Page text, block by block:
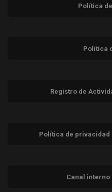
Política
Política
Registro de
Política de
Canal